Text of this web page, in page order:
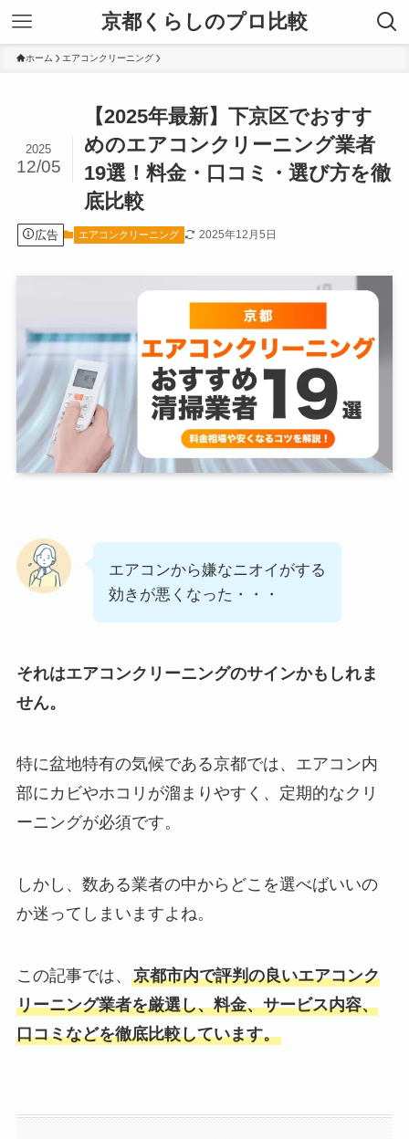
京都くらしのプロ比較
ホーム エアコンクリーニング
【2025年最新】下京区でおすす
めのエアコンクリーニング業者
19選！料金・口コミ・選び方を徹
底比較
2025
12/05
広告 エアコンクリーニング 2025年12月5日
エアコンから嫌なニオイがする
効きが悪くなった・・・
それはエアコンクリーニングのサインかもしれま
せん。
特に盆地特有の気候である京都では、エアコン内
部にカビやホコリが溜まりやすく、定期的なクリ
ーニングが必須です。
しかし、数ある業者の中からどこを選べばいいの
か迷ってしまいますよね。
この記事では、 京都市内で評判の良いエアコンク
リーニング業者を厳選し、料金、サービス内容、
口コミなどを徹底比較しています。